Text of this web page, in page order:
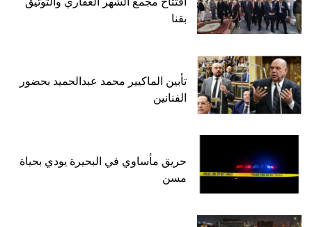
بقنا
تأبين الماكيير محمد عبدالحميد بحضور
الفنانين
حريق مأساوي في البحيرة يودي بحياة
مسن